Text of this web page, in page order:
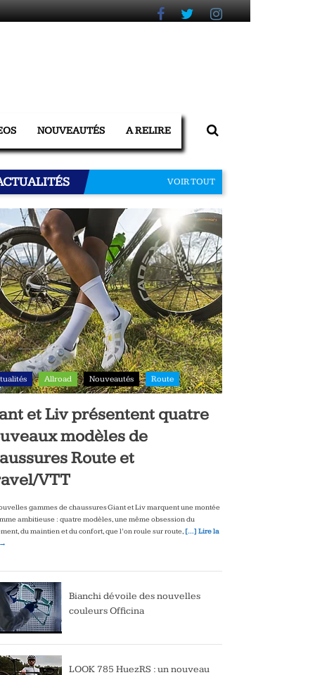
NOUVEAUTÉS A RELIRE
VOIR TOUT
Allroad Nouveautés Route
et Liv présentent quatre
modèles de
Route et
VTT
gammes de chaussures Giant et Liv marquent une montée
ambitieuse : quatre modèles, une même obsession du
du maintien et du confort, que l’on roule sur route, […] Lire la
Bianchi dévoile des nouvelles
couleurs Officina
LOOK 785 HuezRS : un nouveau